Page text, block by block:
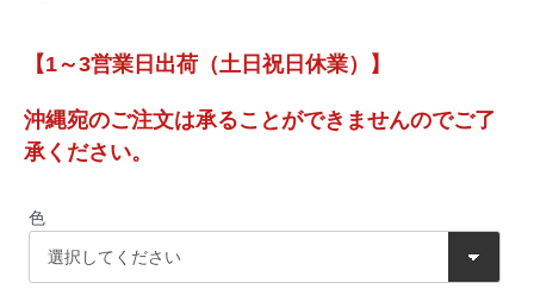
【1～3営業日出荷（土日祝日休業）】
沖縄宛のご注文は承ることができませんのでご了
承ください。
色